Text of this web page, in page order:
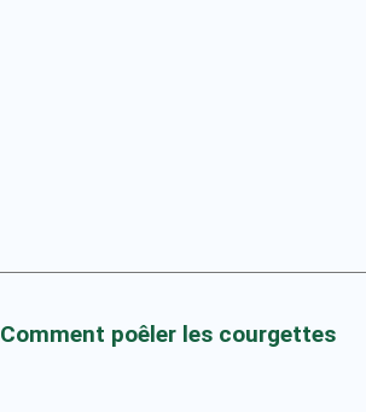
Comment poêler les courgettes